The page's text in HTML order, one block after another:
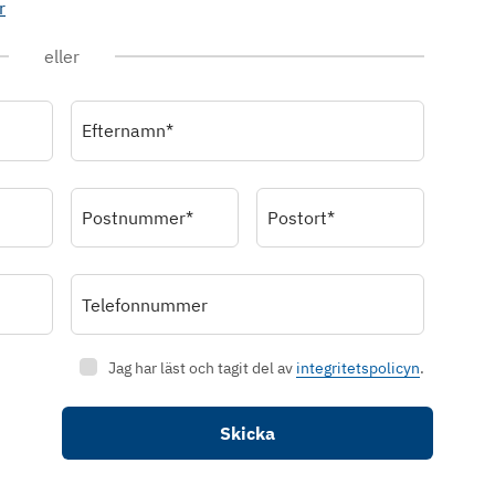
eller
Efternamn*
Postnummer* Postort*
Telefonnummer
Jag har läst och tagit del av integritetspolicyn.
Skicka